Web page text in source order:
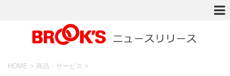
HOME > 商品・サービス >